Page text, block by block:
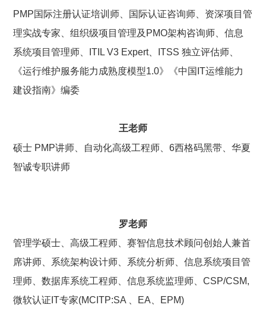
PMP国际注册认证培训师、国际认证咨询师、资深项目管
理实战专家、组织级项目管理及PMO架构咨询师、信息
系统项目管理师、ITIL V3 Expert、ITSS 独立评估师、
《运行维护服务能力成熟度模型1.0》《中国IT运维能力
建设指南》编委
王老师
硕士 PMP讲师、 自动化高级工程师、6西格码黑带、华夏
智诚专职讲师
罗老师
管理学硕士、高级工程师、赛智信息技术顾问创始人兼首
席讲师、 系统架构设计师、系统分析师、信息系统项目管
理师、数据库系统工程师、信息系统监理师、CSP/CSM,
微软认证IT专家(MCITP:SA 、EA、EPM)